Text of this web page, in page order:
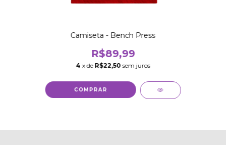
Camiseta - Bench Press
R$89,99
4 x de R$22,50 sem juros
COMPRAR